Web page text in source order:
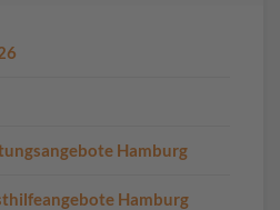
Hamburg
Hamburg